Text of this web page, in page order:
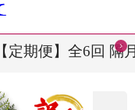
【定期便】全6回